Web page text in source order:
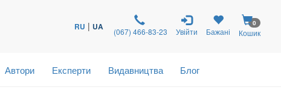
RU | UA (067) 466-83-23 Увійти Бажані
0
Кошик
Автори Експерти Видавництва Блог